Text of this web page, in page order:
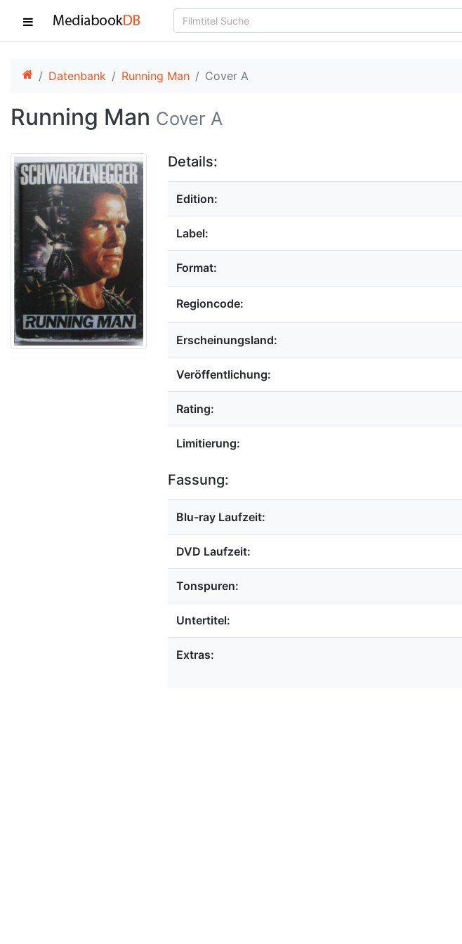
Datenbank Running Man Cover A
Running Man Cover A
Details:
Edition:
Label:
Format:
Regioncode:
Erscheinungsland:
Veröffentlichung:
Rating:
Limitierung:
Fassung:
Blu-ray Laufzeit:
DVD Laufzeit:
Tonspuren:
Untertitel:
Extras: